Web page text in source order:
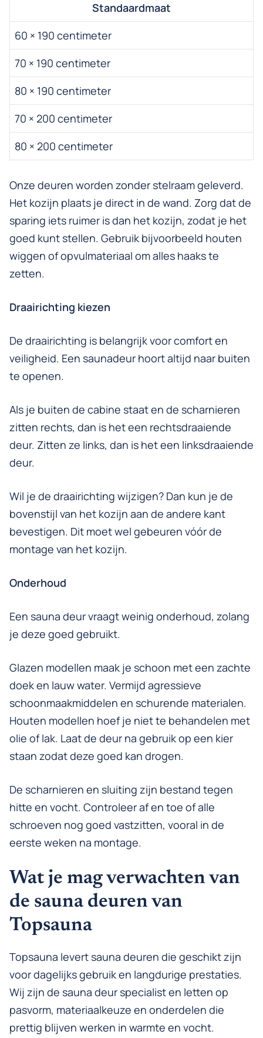
Standaardmaat
60 × 190 centimeter
70 × 190 centimeter
80 × 190 centimeter
70 × 200 centimeter
80 × 200 centimeter
Onze deuren worden zonder stelraam geleverd.
Het kozijn plaats je direct in de wand. Zorg dat de
sparing iets ruimer is dan het kozijn, zodat je het
goed kunt stellen. Gebruik bijvoorbeeld houten
wiggen of opvulmateriaal om alles haaks te
zetten.
Draairichting kiezen
De draairichting is belangrijk voor comfort en
veiligheid. Een saunadeur hoort altijd naar buiten
te openen.
Als je buiten de cabine staat en de scharnieren
zitten rechts, dan is het een rechtsdraaiende
deur. Zitten ze links, dan is het een linksdraaiende
deur.
Wil je de draairichting wijzigen? Dan kun je de
bovenstijl van het kozijn aan de andere kant
bevestigen. Dit moet wel gebeuren vóór de
montage van het kozijn.
Onderhoud
Een sauna deur vraagt weinig onderhoud, zolang
je deze goed gebruikt.
Glazen modellen maak je schoon met een zachte
doek en lauw water. Vermijd agressieve
schoonmaakmiddelen en schurende materialen.
Houten modellen hoef je niet te behandelen met
olie of lak. Laat de deur na gebruik op een kier
staan zodat deze goed kan drogen.
De scharnieren en sluiting zijn bestand tegen
hitte en vocht. Controleer af en toe of alle
schroeven nog goed vastzitten, vooral in de
eerste weken na montage.
Wat je mag verwachten van
de sauna deuren van
Topsauna
Topsauna levert sauna deuren die geschikt zijn
voor dagelijks gebruik en langdurige prestaties.
Wij zijn de sauna deur specialist en letten op
pasvorm, materiaalkeuze en onderdelen die
prettig blijven werken in warmte en vocht.